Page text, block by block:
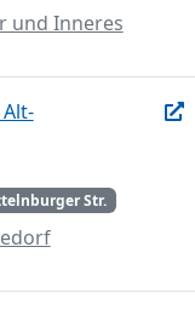
und Inneres
Str.